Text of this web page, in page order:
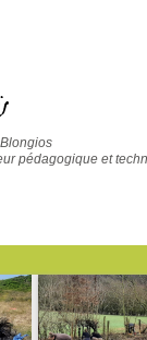
pédagogique et